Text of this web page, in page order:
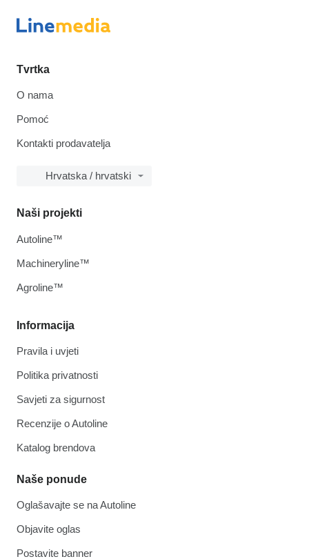
Tvrtka
O nama
Pomoć
Kontakti prodavatelja
Hrvatska / hrvatski
Informacija
Pravila i uvjeti
Politika privatnosti
Savjeti za sigurnost
Recenzije o Autoline
Katalog brendova
Naše ponude
Oglašavajte se na Autoline
Objavite oglas
Postavite banner
Naši projekti
Autoline™
Machineryline™
Agroline™